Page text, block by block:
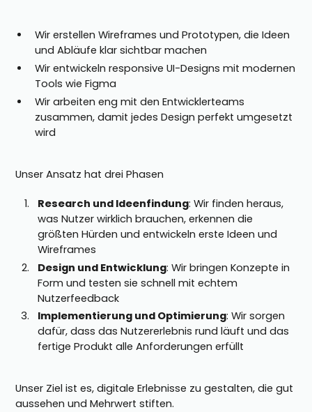
Wir erstellen Wireframes und Prototypen, die Ideen
und Abläufe klar sichtbar machen
Wir entwickeln responsive UI-Designs mit modernen
Tools wie Figma
Wir arbeiten eng mit den Entwicklerteams
zusammen, damit jedes Design perfekt umgesetzt
wird
Unser Ansatz hat drei Phasen
Research und Ideenfindung: Wir finden heraus,
was Nutzer wirklich brauchen, erkennen die
größten Hürden und entwickeln erste Ideen und
Wireframes
Design und Entwicklung: Wir bringen Konzepte in
Form und testen sie schnell mit echtem
Nutzerfeedback
Implementierung und Optimierung: Wir sorgen
dafür, dass das Nutzererlebnis rund läuft und das
fertige Produkt alle Anforderungen erfüllt
Unser Ziel ist es, digitale Erlebnisse zu gestalten, die gut
aussehen und Mehrwert stiften.